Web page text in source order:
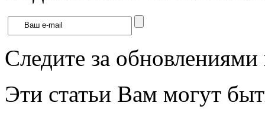
Следите за
Эти статьи Вам могут